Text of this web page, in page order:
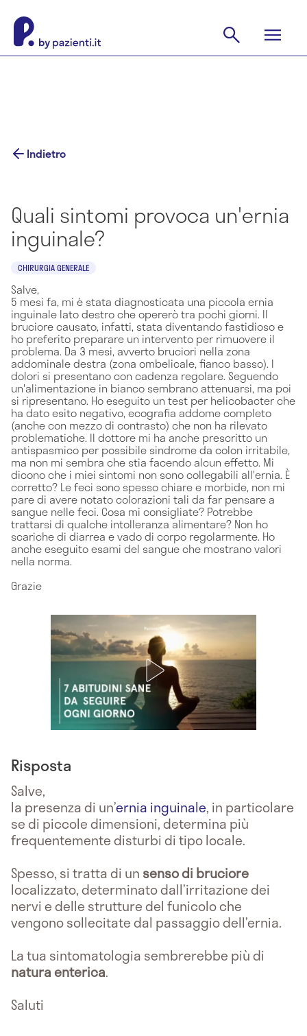
Indietro
Quali sintomi provoca un'ernia
inguinale?
CHIRURGIA GENERALE
Salve,
5 mesi fa, mi è stata diagnosticata una piccola ernia
inguinale lato destro che opererò tra pochi giorni. Il
bruciore causato, infatti, stata diventando fastidioso e
ho preferito preparare un intervento per rimuovere il
problema. Da 3 mesi, avverto bruciori nella zona
addominale destra (zona ombelicale, fianco basso). I
dolori si presentano con cadenza regolare. Seguendo
un'alimentazione in bianco sembrano attenuarsi, ma poi
si ripresentano. Ho eseguito un test per helicobacter che
ha dato esito negativo, ecografia addome completo
(anche con mezzo di contrasto) che non ha rilevato
problematiche. Il dottore mi ha anche prescritto un
antispasmico per possibile sindrome da colon irritabile,
ma non mi sembra che stia facendo alcun effetto. Mi
dicono che i miei sintomi non sono collegabili all'ernia. È
corretto? Le feci sono spesso chiare e morbide, non mi
pare di avere notato colorazioni tali da far pensare a
sangue nelle feci. Cosa mi consigliate? Potrebbe
trattarsi di qualche intolleranza alimentare? Non ho
scariche di diarrea e vado di corpo regolarmente. Ho
anche eseguito esami del sangue che mostrano valori
nella norma.
Grazie
Risposta
Salve,
la presenza di un’ernia inguinale, in particolare
se di piccole dimensioni, determina più
frequentemente disturbi di tipo locale.
Spesso, si tratta di un senso di bruciore
localizzato, determinato dall’irritazione dei
nervi e delle strutture del funicolo che
vengono sollecitate dal passaggio dell’ernia.
La tua sintomatologia sembrerebbe più di
natura enterica.
Saluti